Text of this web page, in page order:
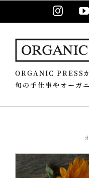
ORGANIC PRESS
旬の手仕事やオーガ